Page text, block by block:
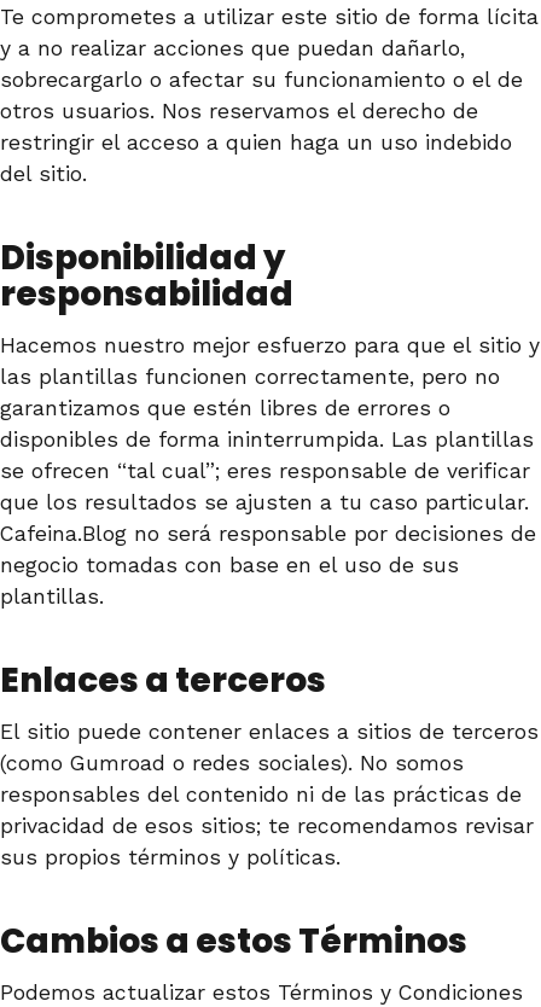
Te comprometes a utilizar este sitio de forma lícita
y a no realizar acciones que puedan dañarlo,
sobrecargarlo o afectar su funcionamiento o el de
otros usuarios. Nos reservamos el derecho de
restringir el acceso a quien haga un uso indebido
del sitio.
Disponibilidad y
responsabilidad
Hacemos nuestro mejor esfuerzo para que el sitio y
las plantillas funcionen correctamente, pero no
garantizamos que estén libres de errores o
disponibles de forma ininterrumpida. Las plantillas
se ofrecen “tal cual”; eres responsable de verificar
que los resultados se ajusten a tu caso particular.
Cafeina.Blog no será responsable por decisiones de
negocio tomadas con base en el uso de sus
plantillas.
Enlaces a terceros
El sitio puede contener enlaces a sitios de terceros
(como Gumroad o redes sociales). No somos
responsables del contenido ni de las prácticas de
privacidad de esos sitios; te recomendamos revisar
sus propios términos y políticas.
Cambios a estos Términos
Podemos actualizar estos Términos y Condiciones